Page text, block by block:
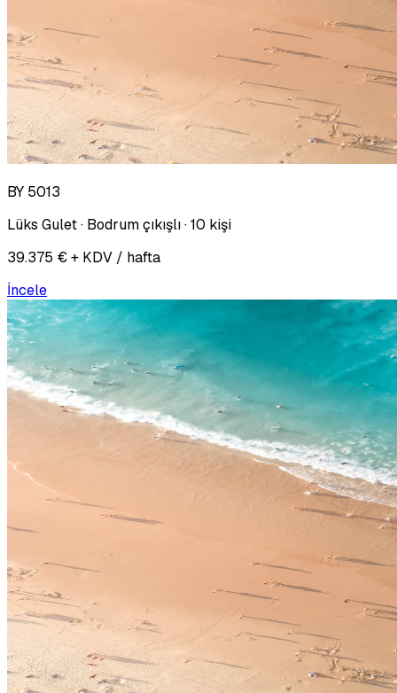
BY 5013
Lüks Gulet · Bodrum çıkışlı · 10 kişi
39.375 € + KDV / hafta
İncele